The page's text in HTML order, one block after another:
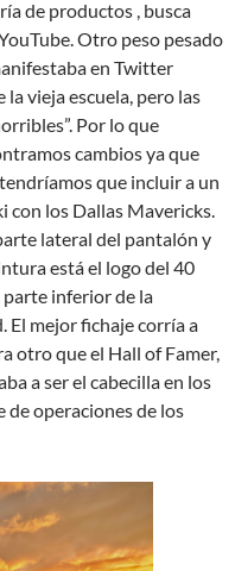
de productos , busca
Otro peso pesado
en Twitter
vieja escuela, pero las
Por lo que
cambios ya que
que incluir a un
con los Dallas Mavericks.
lateral del pantalón y
está el logo del 40
parte inferior de la
El mejor fichaje corría a
otro que el Hall of Famer,
a ser el cabecilla en los
de operaciones de los